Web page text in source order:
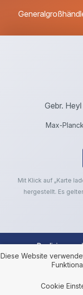
Gebr.
Max-
Mit Klick auf „Karte
hergestellt. Es
Realisierung
Diese Website
Cookie